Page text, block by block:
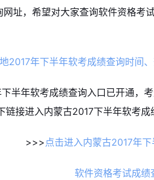
址，希望对大家查询软件资格考
2017年下半年软考成绩查询时间
年软考成绩查询入口已开通，考
链接进入内蒙古2017下半年软考成
>>> 点击进入内蒙古2017年